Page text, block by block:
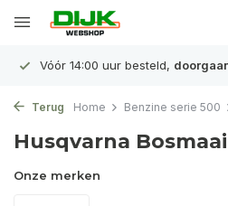
Vóór 14:00 uur besteld,
Terug Home Benzine serie 500
Husqvarna
Onze merken